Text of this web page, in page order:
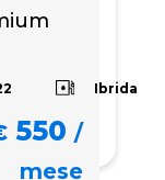
Ibrida
550 /
mese